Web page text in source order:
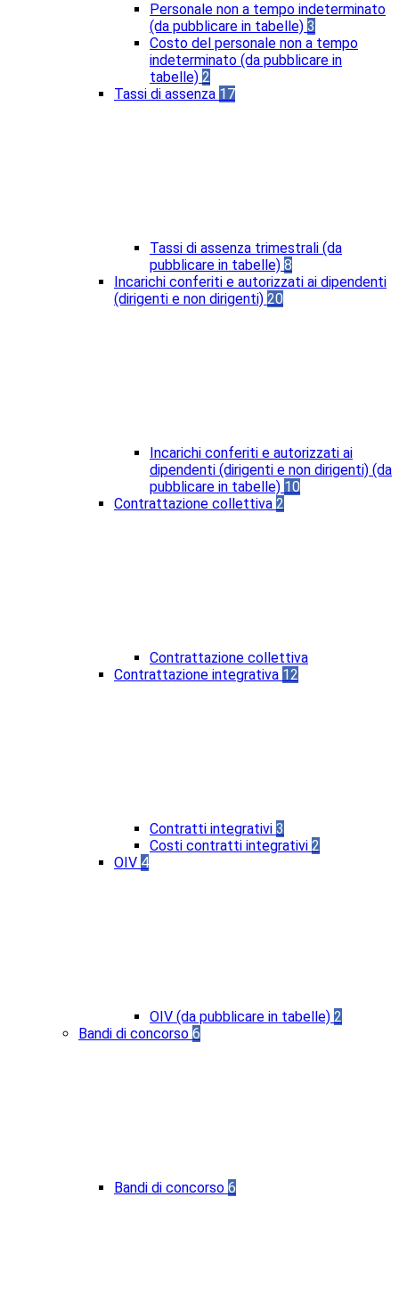
Personale non a tempo indeterminato
(da pubblicare in tabelle) 3
Costo del personale non a tempo
indeterminato (da pubblicare in
tabelle) 2
Tassi di assenza 17
Tassi di assenza trimestrali (da
pubblicare in tabelle) 8
Incarichi conferiti e autorizzati ai dipendenti
(dirigenti e non dirigenti) 20
Incarichi conferiti e autorizzati ai
dipendenti (dirigenti e non dirigenti) (da
pubblicare in tabelle) 10
Contrattazione collettiva 2
Contrattazione collettiva
Contrattazione integrativa 12
Contratti integrativi 3
Costi contratti integrativi 2
OIV 4
OIV (da pubblicare in tabelle) 2
Bandi di concorso 6
Bandi di concorso 6